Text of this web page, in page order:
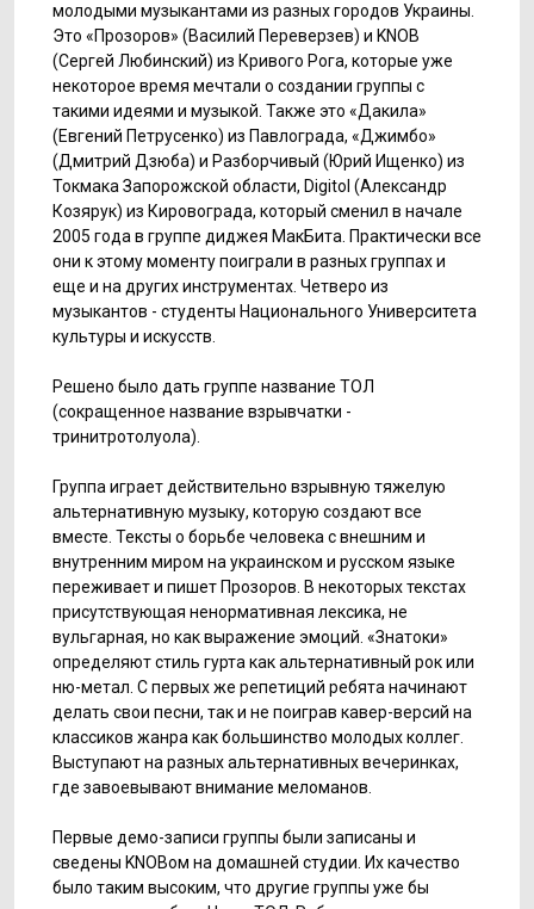
молодыми музыкантами из разных городов Украины.
Это «Прозоров» (Василий Переверзев) и KNOB
(Сергей Любинский) из Кривого Рога, которые уже
некоторое время мечтали о создании группы с
такими идеями и музыкой. Также это «Дакила»
(Евгений Петрусенко) из Павлограда, «Джимбо»
(Дмитрий Дзюба) и Разборчивый (Юрий Ищенко) из
Токмака Запорожской области, Dіgіtol (Александр
Козярук) из Кировограда, который сменил в начале
2005 года в группе диджея МакБита. Практически все
они к этому моменту поиграли в разных группах и
еще и на других инструментах. Четверо из
музыкантов - студенты Национального Университета
культуры и искусств.
Решено было дать группе название ТОЛ
(сокращенное название взрывчатки -
тринитротолуола).
Группа играет действительно взрывную тяжелую
альтернативную музыку, которую создают все
вместе. Тексты о борьбе человека с внешним и
внутренним миром на украинском и русском языке
переживает и пишет Прозоров. В некоторых текстах
присутствующая ненормативная лексика, не
вульгарная, но как выражение эмоций. «Знатоки»
определяют стиль гурта как альтернативный рок или
ню-метал. С первых же репетиций ребята начинают
делать свои песни, так и не поиграв кавер-версий на
классиков жанра как большинство молодых коллег.
Выступают на разных альтернативных вечеринках,
где завоевывают внимание меломанов.
Первые демо-записи группы были записаны и
сведены KNOBом на домашней студии. Их качество
было таким высоким, что другие группы уже бы